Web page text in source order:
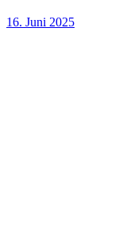
16. Juni 2025